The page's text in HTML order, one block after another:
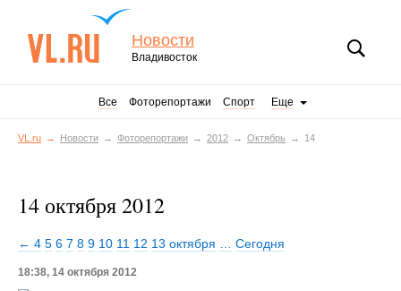
Новости
Владивосток
Все Фоторепортажи Спорт Еще
VL.ru Новости Фоторепортажи 2012 Октябрь 14
14 октября 2012
← 4 5 6 7 8 9 10 11 12 13 октября Сегодня
18:38, 14 октября 2012